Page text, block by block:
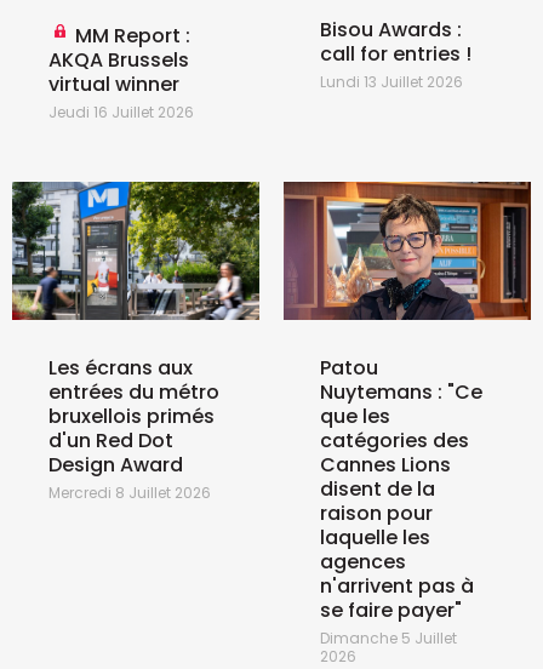
MM Report :
AKQA Brussels
virtual winner
Jeudi 16 Juillet 2026
Bisou Awards :
call for entries !
Lundi 13 Juillet 2026
Les écrans aux
entrées du métro
bruxellois primés
d'un Red Dot
Design Award
Mercredi 8 Juillet 2026
Patou
Nuytemans : "Ce
que les
catégories des
Cannes Lions
disent de la
raison pour
laquelle les
agences
n'arrivent pas à
se faire payer"
Dimanche 5 Juillet
2026